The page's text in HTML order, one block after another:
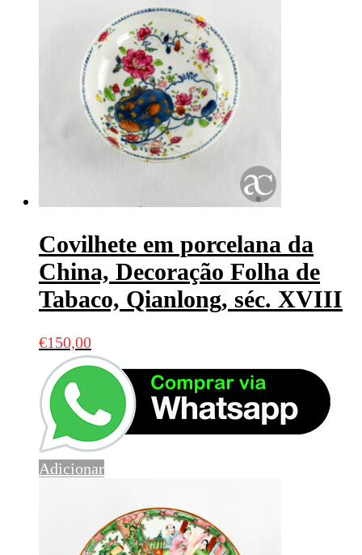
Covilhete em porcelana da
China, Decoração Folha de
Tabaco, Qianlong, séc. XVIII
€150,00
Adicionar